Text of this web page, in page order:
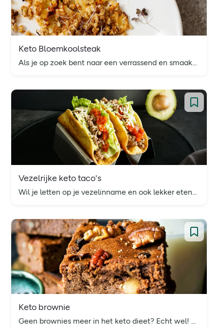
Keto Bloemkoolsteak
Als je op zoek bent naar een verrassend en smaakvol alternatief voor traditionele steak, probeer dan eens onze bloemkoolsteak! De keto bloemkoolsteak is perfect voor iedereen die een koolhydraatarm dieet volgt of gewoon op zoek is naar nieuwe en interessante vegetarische gerechten.
Vezelrijke keto taco's
Keto brownie
Geen brownies meer in het keto dieet? Echt wel! Met ons recept zet je in een handomdraai overheerlijke keto brownies op tafel.